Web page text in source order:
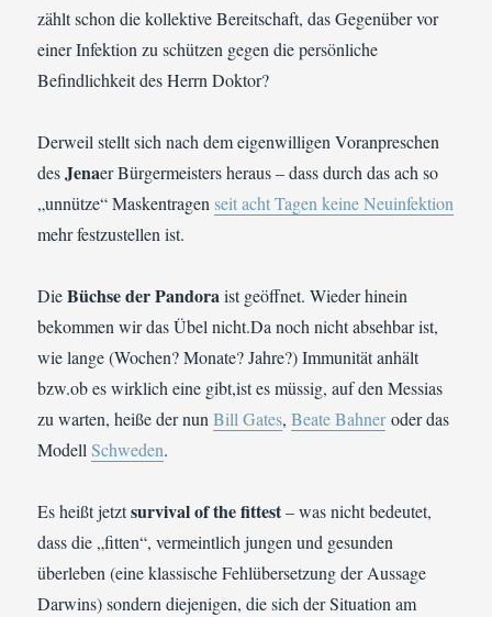
zählt schon die kollektive Bereitschaft, das Gegenüber vor
einer Infektion zu schützen gegen die persönliche
Befindlichkeit des Herrn Doktor?
Derweil stellt sich nach dem eigenwilligen Voranpreschen
desJenaer Bürgermeisters heraus – dass durch das ach so
„unnütze“ Maskentragenseit acht Tagen keine Neuinfektion
mehr festzustellen ist.
DieBüchse der Pandoraist geöffnet. Wieder hinein
bekommen wir das Übel nicht.Da noch nicht absehbar ist,
wie lange (Wochen? Monate? Jahre?) Immunität anhält
bzw.ob es wirklich eine gibt,ist es müssig, auf den Messias
zu warten, heiße der nunBill Gates,Beate Bahneroder das
ModellSchweden.
Es heißt jetztsurvival of the fittest– was nicht bedeutet,
dass die „fitten“, vermeintlich jungen und gesunden
überleben (eine klassische Fehlübersetzung der Aussage
Darwins) sondern diejenigen, die sich der Situation am